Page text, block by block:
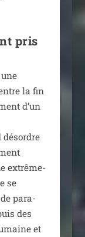
pris
la fin
d’un
extrê­me­
se
para­
des
et